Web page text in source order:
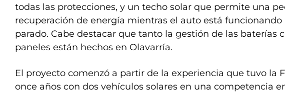
todas las protecciones, y un techo solar que permite una
recuperación de energía mientras el auto está funcionando
parado. Cabe destacar que tanto la gestión de las baterías
paneles están hechos en Olavarría.
El proyecto comenzó a partir de la experiencia que tuvo la
once años con dos vehículos solares en una competencia